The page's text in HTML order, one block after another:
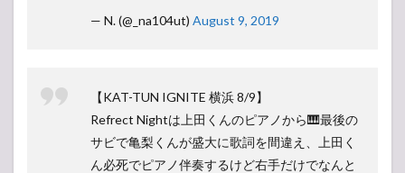
— N. (@_na104ut) August 9, 2019
【KAT-TUN IGNITE 横浜 8/9】
Refrect Nightは上田くんのピアノから🎹最後の
サビで亀梨くんが盛大に歌詞を間違え、上田く
ん必死でピアノ伴奏するけど右手だけでなんと